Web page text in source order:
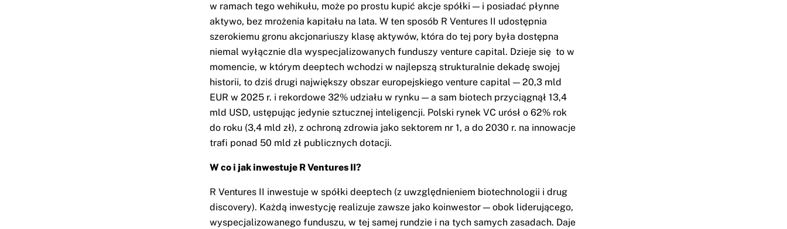
w ramach tego wehikułu, może po prostu kupić akcje spółki — i posiadać płynne
aktywo, bez mrożenia kapitału na lata. W ten sposób R Ventures II udostępnia
szerokiemu gronu akcjonariuszy klasę aktywów, która do tej pory była dostępna
niemal wyłącznie dla wyspecjalizowanych funduszy venture capital. Dzieje się to w
momencie, w którym deeptech wchodzi w najlepszą strukturalnie dekadę swojej
historii, to dziś drugi największy obszar europejskiego venture capital — 20,3 mld
EUR w 2025 r. i rekordowe 32% udziału w rynku — a sam biotech przyciągnął 13,4
mld USD, ustępując jedynie sztucznej inteligencji. Polski rynek VC urósł o 62% rok
do roku (3,4 mld zł), z ochroną zdrowia jako sektorem nr 1, a do 2030 r. na innowacje
trafi ponad 50 mld zł publicznych dotacji.
W co i jak inwestuje R Ventures II?
R Ventures II inwestuje w spółki deeptech (z uwzględnieniem biotechnologii i drug
discovery). Każdą inwestycję realizuje zawsze jako koinwestor — obok liderującego,
wyspecjalizowanego funduszu, w tej samej rundzie i na tych samych zasadach. Daje